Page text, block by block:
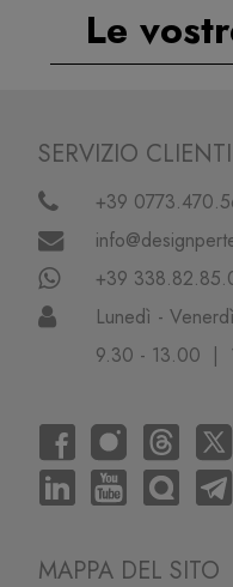
Le
SERVIZIO CLIENTI
+39
+39
Lunedì - Venerdì
9.30 - 13.00 |
MAPPA DEL SITO